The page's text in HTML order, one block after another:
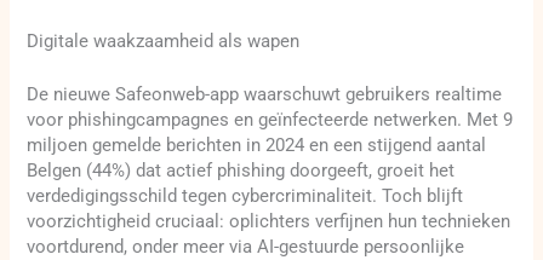
Digitale waakzaamheid als wapen
De nieuwe Safeonweb-app waarschuwt gebruikers realtime
voor phishingcampagnes en geïnfecteerde netwerken. Met 9
miljoen gemelde berichten in 2024 en een stijgend aantal
Belgen (44%) dat actief phishing doorgeeft, groeit het
verdedigingsschild tegen cybercriminaliteit. Toch blijft
voorzichtigheid cruciaal: oplichters verfijnen hun technieken
voortdurend, onder meer via AI-gestuurde persoonlijke